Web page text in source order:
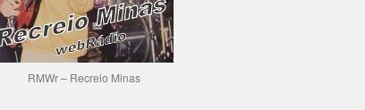
RMWr – Recreio Minas